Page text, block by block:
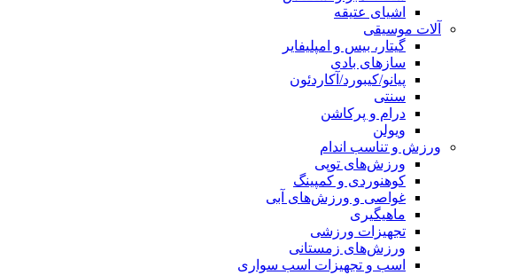
اشیای عتیقه
آلات موسیقی
گیتار، بیس و امپلیفایر
سازهای بادی
پیانو/کیبورد/آکاردئون
سنتی
درام و پرکاشن
ویولن
ورزش و تناسب اندام
ورزش‌های توپی
کوهنوردی و کمپینگ
غواصی و ورزش‌های آبی
ماهیگیری
تجهیزات ورزشی
ورزش‌های زمستانی
اسب و تجهیزات اسب سواری